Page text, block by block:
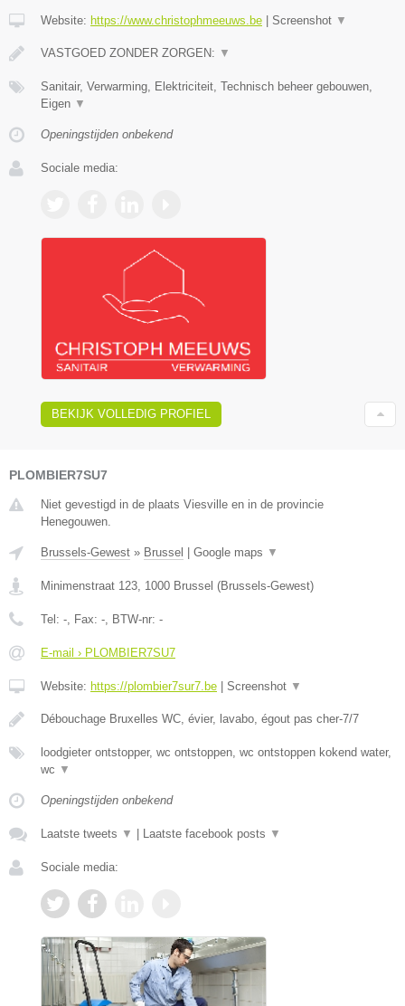
Website: https://www.christophmeeuws.be | Screenshot ▼
VASTGOED ZONDER ZORGEN: ▼
Sanitair, Verwarming, Elektriciteit, Technisch beheer gebouwen,
Eigen ▼
Openingstijden onbekend
Sociale media:
BEKIJK VOLLEDIG PROFIEL
PLOMBIER7SU7
Niet gevestigd in de plaats Viesville en in de provincie
Henegouwen.
Brussels-Gewest » Brussel Google maps ▼
Minimenstraat 123, 1000 Brussel (Brussels-Gewest)
Tel: -, Fax: -, BTW-nr: -
E-mail › PLOMBIER7SU7
Website: https://plombier7sur7.be Screenshot ▼
Débouchage Bruxelles WC, évier, lavabo, égout pas cher-7/7
loodgieter ontstopper, wc ontstoppen, wc ontstoppen kokend water,
wc ▼
Openingstijden onbekend
Laatste tweets ▼ Laatste facebook posts ▼
Sociale media: